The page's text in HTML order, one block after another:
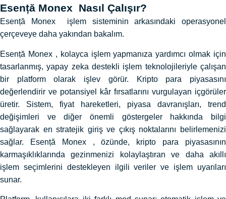
Esență Monex Nasıl Çalışır?
Esență Monex işlem sisteminin arkasındaki operasyonel
çerçeveye daha yakından bakalım.
Esență Monex , kolayca işlem yapmanıza yardımcı olmak için
tasarlanmış, yapay zeka destekli işlem teknolojileriyle çalışan
bir platform olarak işlev görür. Kripto para piyasasını
değerlendirir ve potansiyel kâr fırsatlarını vurgulayan içgörüler
üretir. Sistem, fiyat hareketleri, piyasa davranışları, trend
değişimleri ve diğer önemli göstergeler hakkında bilgi
sağlayarak en stratejik giriş ve çıkış noktalarını belirlemenizi
sağlar. Esență Monex , özünde, kripto para piyasasının
karmaşıklıklarında gezinmenizi kolaylaştıran ve daha akıllı
işlem seçimlerini destekleyen ilgili veriler ve işlem uyarıları
sunar.